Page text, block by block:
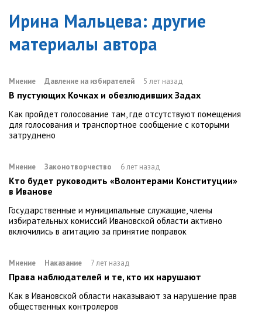
Ирина Мальцева: другие
материалы автора
Мнение Давление на избирателей 5 лет назад
В пустующих Кочках и обезлюдивших Задах
Как пройдет голосование там, где отсутствуют помещения
для голосования и транспортное сообщение с которыми
затруднено
Мнение Законотворчество 6 лет назад
Кто будет руководить «Волонтерами Конституции»
в Иванове
Государственные и муниципальные служащие, члены
избирательных комиссий Ивановской области активно
включились в агитацию за принятие поправок
Мнение Наказание 7 лет назад
Права наблюдателей и те, кто их нарушают
Как в Ивановской области наказывают за нарушение прав
общественных контролеров